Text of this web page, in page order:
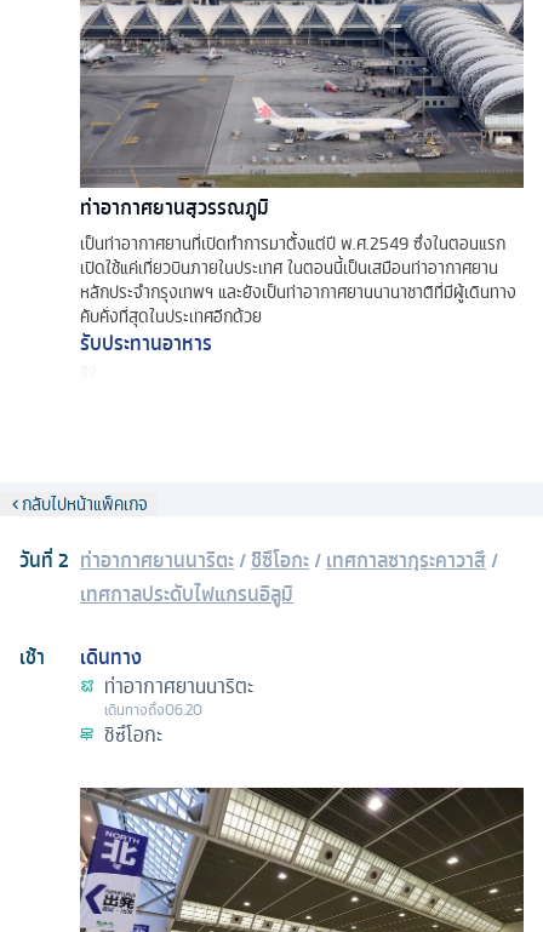
ท่าอากาศยานสุวรรณภูมิ
เป็นท่าอากาศยานที่เปิดทำการมาตั้งแต่ปี พ.ศ.2549 ซึ่งในตอนแรก
เปิดใช้แค่เที่ยวบินภายในประเทศ ในตอนนี้เป็นเสมือนท่าอากาศยาน
หลักประจำกรุงเทพฯ และยังเป็นท่าอากาศยานนานาชาติที่มีผู้เดินทาง
คับคั่งที่สุดในประเทศอีกด้วย
รับประทานอาหาร
กลับไปหน้าแพ็คเกจ
วันที่2 ท่าอากาศยานนาริตะ/ชิซึโอกะ/เทศกาลซากุระคาวาสึ/
เทศกาลประดับไฟแกรนอิลูมิ
เช้า
เดินทาง
ท่าอากาศยานนาริตะ
เดินทางถึง06.20
ชิซึโอกะ